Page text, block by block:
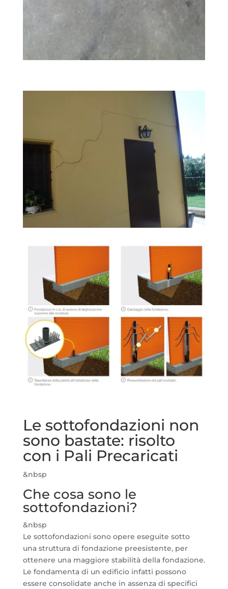
Le sottofondazioni non
sono bastate: risolto
con i Pali Precaricati
&nbsp
Che cosa sono le
sottofondazioni?
&nbsp
Le sottofondazioni sono opere eseguite sotto
una struttura di fondazione preesistente, per
ottenere una maggiore stabilità della fondazione.
Le fondamenta di un edificio infatti possono
essere consolidate anche in assenza di specifici